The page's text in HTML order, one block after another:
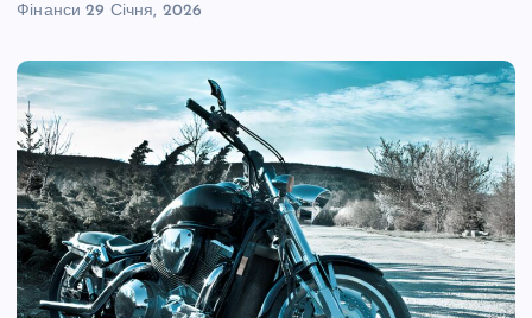
Фінанси 29 Січня, 2026